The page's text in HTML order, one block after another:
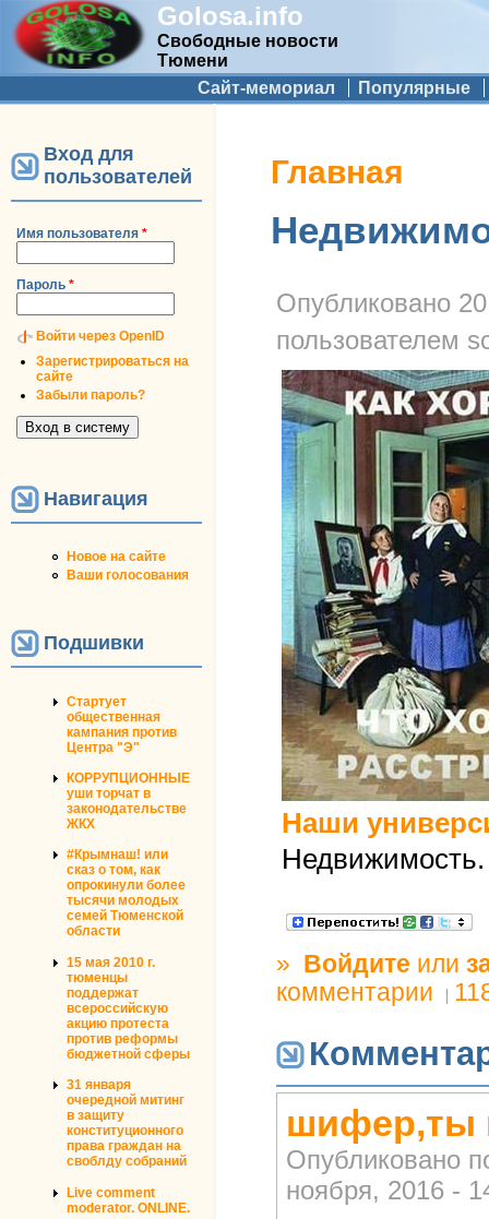
Golosa.info
Свободные новости
Тюмени
Дополнительное меню
Сайт-мемориал Популярные
Вход для
пользователей
Имя пользователя *
Пароль *
Войти через OpenID
Зарегистрироваться на
сайте
Забыли пароль?
Навигация
Новое на сайте
Ваши голосования
Подшивки
Стартует
общественная
кампания против
Центра "Э"
КОРРУПЦИОННЫЕ
уши торчат в
законодательстве
ЖКХ
#Крымнаш! или
сказ о том, как
опрокинули более
тысячи молодых
семей Тюменской
области
15 мая 2010 г.
тюменцы
поддержат
всероссийскую
акцию протеста
против реформы
бюджетной сферы
31 января
очередной митинг
в защиту
конституционного
права граждан на
своблду собраний
Live comment
moderator. ONLINE.
Вы здесь
Главная
Опубликовано
пользователем
Наши
Недвижимость.
» Войдите или
комментарии
шифер,ты
Опубликовано
ноября, 2016 -